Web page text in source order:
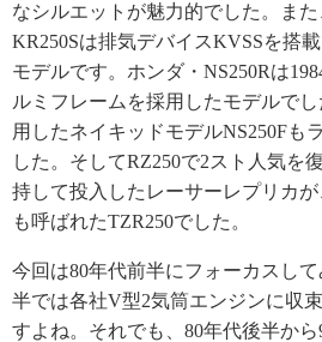
なシルエットが魅力的でした。ま
KR250Sは排気デバイスKVSSを搭
モデルです。ホンダ・NS250Rは
ルミフレームを採用したモデルで
用したネイキッドモデルNS250Fも
した。そしてRZ250で2スト人気を
持して投入したレーサーレプリカが
も呼ばれたTZR250でした。
今回は80年代前半にフォーカスし
半では各社V型2気筒エンジンに収
すよね。それでも、80年代後半か